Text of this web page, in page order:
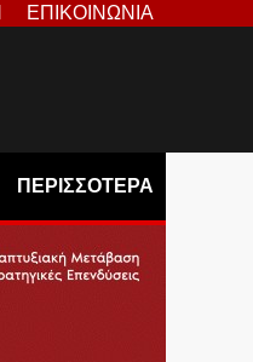
ΕΠΙΚΟΙΝΩΝΙΑ
ΠΕΡΙΣΣΟΤΕΡΑ